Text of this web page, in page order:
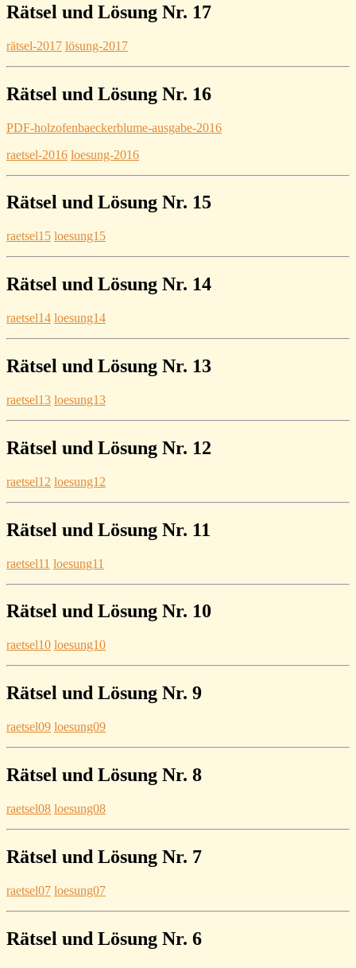
Rätsel und Lösung Nr. 17
rätsel-2017 lösung-2017
Rätsel und Lösung Nr. 16
PDF-holzofenbaeckerblume-ausgabe-2016
raetsel-2016 loesung-2016
Rätsel und Lösung Nr. 15
raetsel15 loesung15
Rätsel und Lösung Nr. 14
raetsel14 loesung14
Rätsel und Lösung Nr. 13
raetsel13 loesung13
Rätsel und Lösung Nr. 12
raetsel12 loesung12
Rätsel und Lösung Nr. 11
raetsel11 loesung11
Rätsel und Lösung Nr. 10
raetsel10 loesung10
Rätsel und Lösung Nr. 9
raetsel09 loesung09
Rätsel und Lösung Nr. 8
raetsel08 loesung08
Rätsel und Lösung Nr. 7
raetsel07 loesung07
Rätsel und Lösung Nr. 6